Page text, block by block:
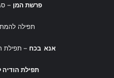
עסקיים"
פרשת המן –
תפילה
אנא בכח – תפילת
תפילת הודיה